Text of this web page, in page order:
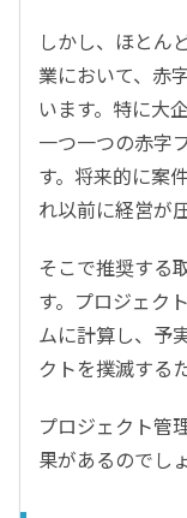
しかし、ほとん
業において、赤
います。特に大
一つ一つの赤字
す。将来的に案
れ以前に経営が
そこで推奨する
す。プロジェク
ムに計算し、予
クトを撲滅する
プロジェクト管
果があるのでし